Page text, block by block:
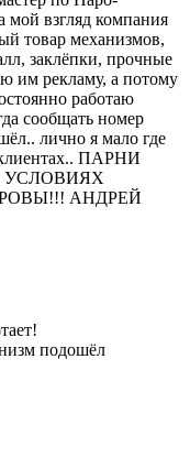
взгляд компания
товар механизмов,
заклёпки, прочные
им рекламу, а потому
работаю
сообщать номер
лично я мало где
клиентах.. ПАРНИ
УСЛОВИЯХ
АНДРЕЙ
подошёл